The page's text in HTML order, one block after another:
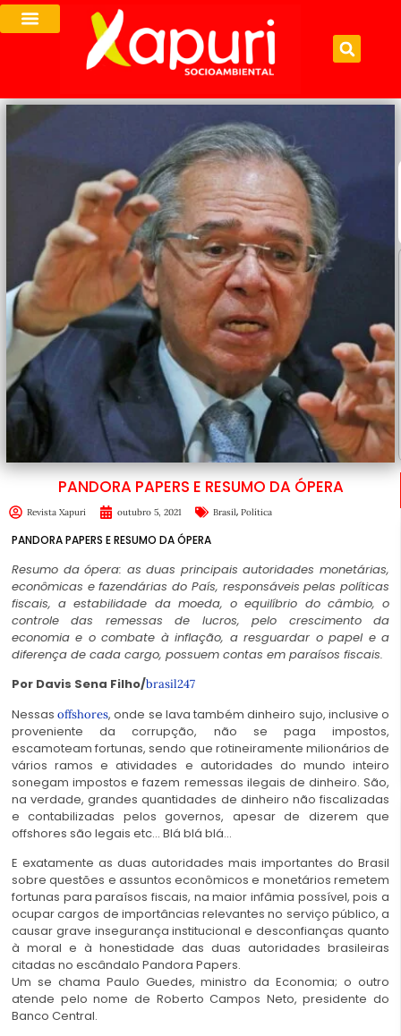
PANDORA PAPERS E RESUMO DA ÓPERA
Revista Xapuri outubro 5, 2021 Brasil, Política
PANDORA PAPERS E RESUMO DA ÓPERA
Resumo da ópera: as duas principais autoridades monetárias,
econômicas e fazendárias do País, responsáveis pelas políticas
fiscais, a estabilidade da moeda, o equilíbrio do câmbio, o
controle das remessas de lucros, pelo crescimento da
economia e o combate à inflação, a resguardar o papel e a
diferença de cada cargo, possuem contas em paraísos fiscais.
Por Davis Sena Filho/brasil247
Nessasoffshores, onde se lava também dinheiro sujo, inclusive o
proveniente da corrupção, não se paga impostos,
escamoteam fortunas, sendo que rotineiramente milionários de
vários ramos e atividades e autoridades do mundo inteiro
sonegam impostos e fazem remessas ilegais de dinheiro. São,
na verdade, grandes quantidades de dinheiro não fiscalizadas
e contabilizadas pelos governos, apesar de dizerem que
offshores são legais etc… Blá blá blá…
E exatamente as duas autoridades mais importantes do Brasil
sobre questões e assuntos econômicos e monetários remetem
fortunas para paraísos fiscais, na maior infâmia possível, pois a
ocupar cargos de importâncias relevantes no serviço público, a
causar grave insegurança institucional e desconfianças quanto
à moral e à honestidade das duas autoridades brasileiras
citadas no escândalo Pandora Papers.
Um se chama Paulo Guedes, ministro da Economia; o outro
atende pelo nome de Roberto Campos Neto, presidente do
Banco Central.